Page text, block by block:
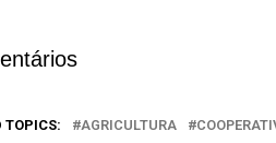
TOPICS: AGRICULTURA